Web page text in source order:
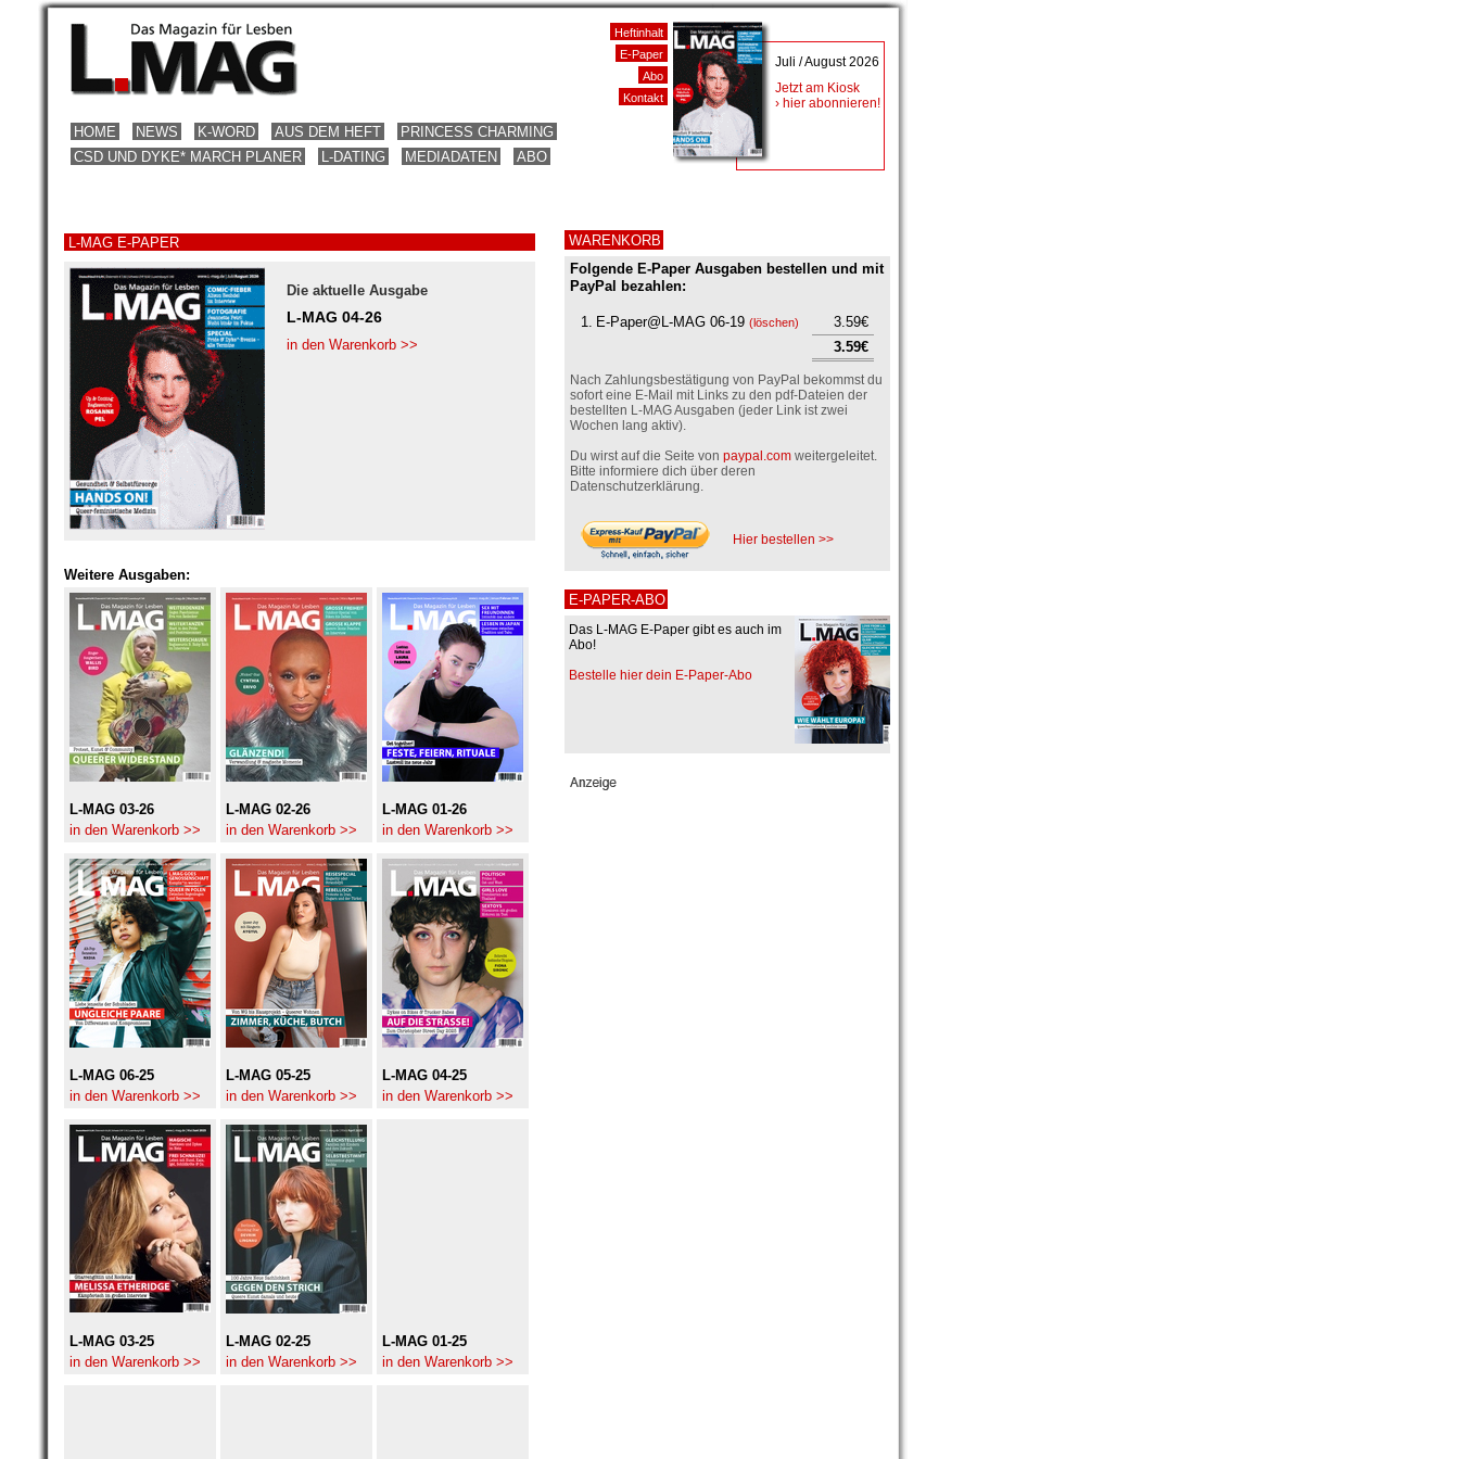
HOME NEWS K-WORD AUS DEM HEFT
PRINCESS CHARMING
CSD UND DYKE* MARCH PLANER
L-DATING MEDIADATEN ABO
L-MAG E-PAPER
Die aktuelle Ausgabe
L-MAG 04-26
in den Warenkorb >>
Weitere Ausgaben:
L-MAG 03-26
in den Warenkorb >>
L-MAG 02-26
in den Warenkorb >>
L-MAG 01-26
in den Warenkorb >>
L-MAG 06-25
in den Warenkorb >>
L-MAG 05-25
in den Warenkorb >>
L-MAG 04-25
in den Warenkorb >>
L-MAG 03-25
in den Warenkorb >>
L-MAG 02-25
in den Warenkorb >>
L-MAG 01-25
in den Warenkorb >>
WARENKORB
Folgende E-Paper Ausgaben bestellen und mit
PayPal bezahlen:
1. E-Paper@L-MAG 06-19 (löschen)
3.59€
3.59€
Nach Zahlungsbestätigung von PayPal bekommst du
sofort eine E-Mail mit Links zu den pdf-Dateien der
bestellten L-MAG Ausgaben (jeder Link ist zwei
Wochen lang aktiv).
Du wirst auf die Seite von paypal.com weitergeleitet.
Bitte informiere dich über deren
Datenschutzerklärung.
Hier bestellen >>
E-PAPER-ABO
Das L-MAG E-Paper gibt es auch im
Abo!
Bestelle hier dein E-Paper-Abo
Heftinhalt
E-Paper
Abo
Kontakt
Juli / August 2026
Jetzt am Kiosk
› hier abonnieren!